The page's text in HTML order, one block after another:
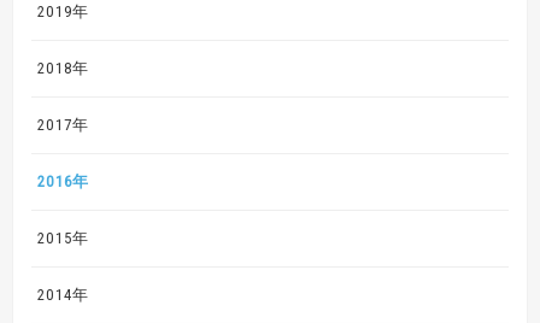
2019年
2018年
2017年
2016年
2015年
2014年